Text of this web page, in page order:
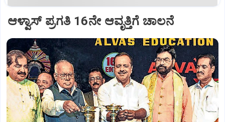
ಆಳ್ವಾಸ್‌ ಪ್ರಗತಿ 16ನೇ ಆವೃತ್ತಿಗೆ ಚಾಲನೆ